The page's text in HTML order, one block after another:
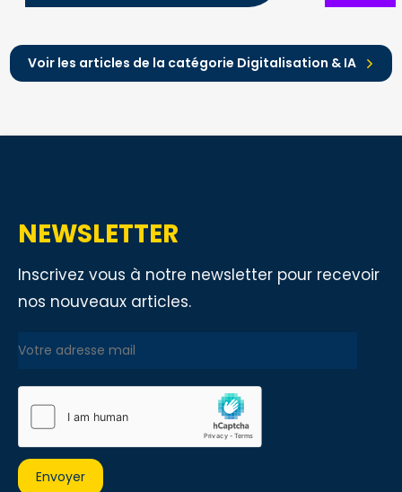
Voir les articles de la catégorie Digitalisation & IA
NEWSLETTER
Inscrivez vous à notre newsletter pour recevoir
nos nouveaux articles.